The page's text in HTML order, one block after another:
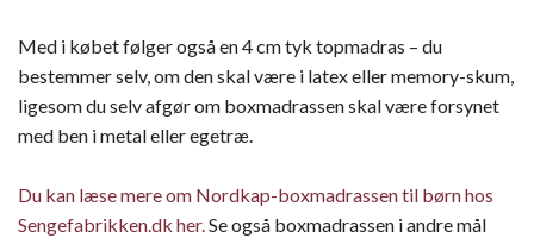
Med i købet følger også en 4 cm tyk topmadras – du
bestemmer selv, om den skal være i latex eller memory-skum,
ligesom du selv afgør om boxmadrassen skal være forsynet
med ben i metal eller egetræ.
Du kan læse mere om Nordkap-boxmadrassen til børn hos
Sengefabrikken.dk her.Se også boxmadrassen i andre mål